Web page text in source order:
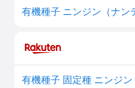
有機種子 ニンジン（ナン